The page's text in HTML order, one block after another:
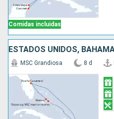
Comidas incluidas
MSC Grandiosa 8 d